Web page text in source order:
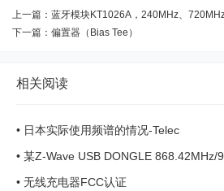
上一篇： 蓝牙模块KT1026A，240MHz、
下一篇： 偏置器（Bias Tee）
相关阅读
• 日本实际使用频谱的情况-Telec
• 某Z-Wave USB DONGLE 868.42MHz/
• 无线充电器FCC认证